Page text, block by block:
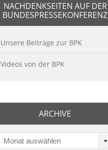
NACHDENKSEITEN AUF DER
BUNDESPRESSEKONFERENZ
Unsere Beiträge zur BPK
Videos von der BPK
ARCHIVE
Monat auswählen